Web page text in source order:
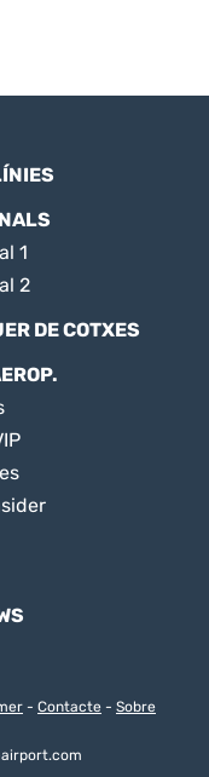
1
2
DE COTXES
- Contacte - Sobre